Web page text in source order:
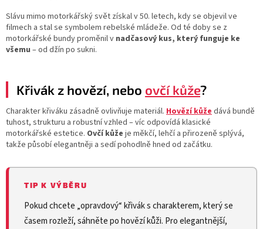
Slávu mimo motorkářský svět získal v 50. letech, kdy se objevil ve
filmech a stal se symbolem rebelské mládeže. Od té doby se z
motorkářské bundy proměnil v nadčasový kus, který funguje ke
všemu – od džín po sukni.
Křivák z hovězí, nebo ovčí kůže?
Charakter křiváku zásadně ovlivňuje materiál. Hovězí kůže dává bundě
tuhost, strukturu a robustní vzhled – víc odpovídá klasické
motorkářské estetice. Ovčí kůže je měkčí, lehčí a přirozeně splývá,
takže působí elegantněji a sedí pohodlně hned od začátku.
TIP K VÝBĚRU
Pokud chcete „opravdový“ křivák s charakterem, který se
časem rozleží, sáhněte po hovězí kůži. Pro elegantnější,